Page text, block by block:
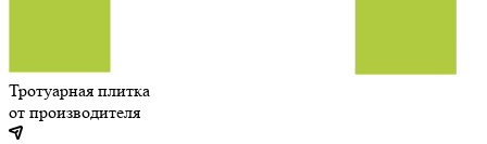
Тротуарная плитка
от производителя